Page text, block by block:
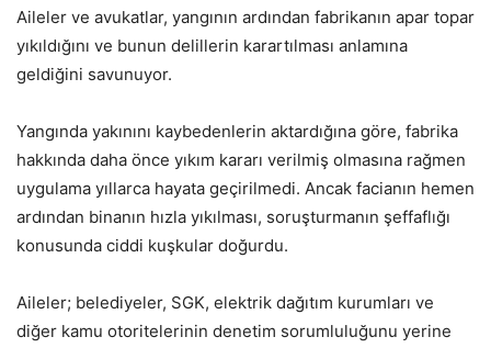
Aileler ve avukatlar, yangının ardından fabrikanın apar topar
yıkıldığını ve bunun delillerin karartılması anlamına
geldiğini savunuyor.
Yangında yakınını kaybedenlerin aktardığına göre, fabrika
hakkında daha önce yıkım kararı verilmiş olmasına rağmen
uygulama yıllarca hayata geçirilmedi. Ancak facianın hemen
ardından binanın hızla yıkılması, soruşturmanın şeffaflığı
konusunda ciddi kuşkular doğurdu.
Aileler; belediyeler, SGK, elektrik dağıtım kurumları ve
diğer kamu otoritelerinin denetim sorumluluğunu yerine